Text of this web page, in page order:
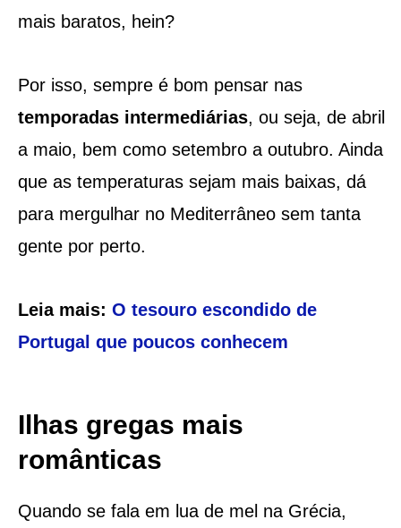
mais baratos, hein?
Por isso, sempre é bom pensar nas
temporadas intermediárias, ou seja, de abril
a maio, bem como setembro a outubro. Ainda
que as temperaturas sejam mais baixas, dá
para mergulhar no Mediterrâneo sem tanta
gente por perto.
Leia mais: O tesouro escondido de
Portugal que poucos conhecem
Ilhas gregas mais
românticas
Quando se fala em lua de mel na Grécia,